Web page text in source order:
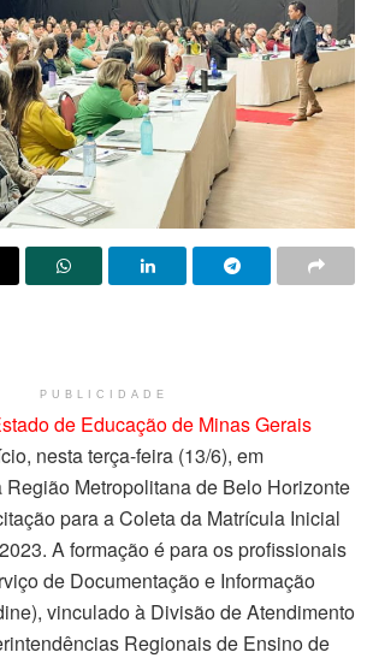
PUBLICIDADE
de Educação de Minas Gerais
nesta terça-feira (13/6), em
Região Metropolitana de Belo Horizonte
para a Coleta da Matrícula Inicial
A formação é para os profissionais
de Documentação e Informação
vinculado à Divisão de Atendimento
Regionais de Ensino de